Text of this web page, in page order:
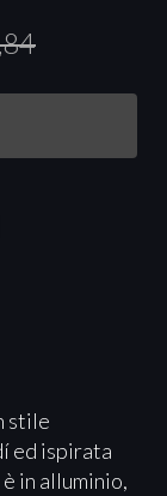
stile
ed ispirata
in alluminio,